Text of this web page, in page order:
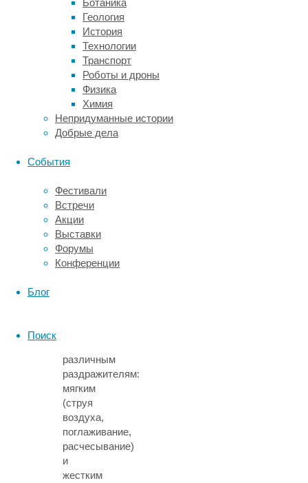
Ботаника
Геология
История
Технологии
Транспорт
Роботы и дроны
Физика
Химия
Непридуманные истории
Добрые дела
События
Фестивали
Встречи
Акции
Выставки
Форумы
Конференции
Блог
Поиск
использованы
для
того,
чтобы
узнать,
как
разные
нейроны
реагируют
различные
страдали
мыши.
Авторы
различным
раздражителям:
мягким
(струя
воздуха,
поглаживание,
расчесывание)
и
жестким